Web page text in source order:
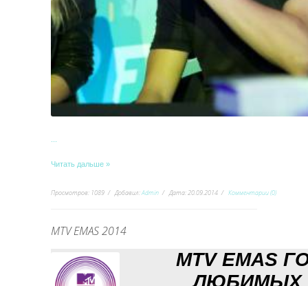
Читать дальше »
Просмотров: 1089 Добавил:Admin Дата: 20.09.2014 Комментарии (0)
MTV EMAS 2014
MTV EMAS
ЛЮБИМЫХ